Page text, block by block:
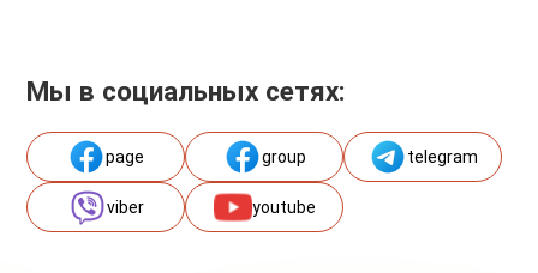
Мы в социальных сетях:
page group telegram
viber youtube